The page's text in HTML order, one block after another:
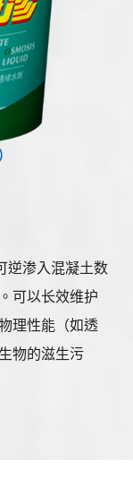
逆渗入混凝土数
可以长效维护
理性能（如透
物的滋生污